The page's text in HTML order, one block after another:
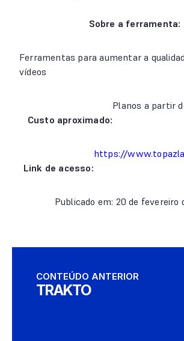
Sobre a ferramenta:
Ferramentas para aumentar a
vídeos
Custo aproximado:
Planos a partir
Link de acesso:
https://
Publicado em: 20 de fevereiro
CONTEÚDO ANTERIOR
TRAKTO